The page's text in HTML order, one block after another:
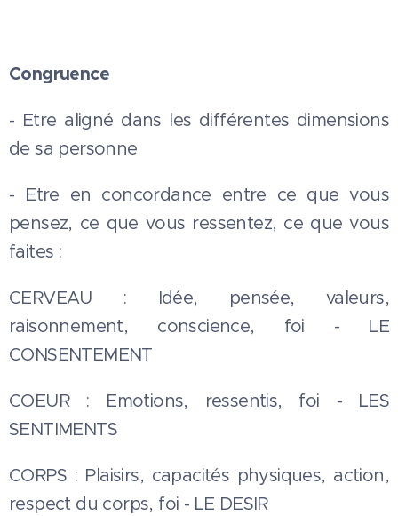
Congruence
- Etre aligné dans les différentes dimensions
de sa personne
- Etre en concordance entre ce que vous
pensez, ce que vous ressentez, ce que vous
faites :
CERVEAU : Idée, pensée, valeurs,
raisonnement, conscience, foi - LE
CONSENTEMENT
COEUR : Emotions, ressentis, foi - LES
SENTIMENTS
CORPS : Plaisirs, capacités physiques, action,
respect du corps, foi - LE DESIR